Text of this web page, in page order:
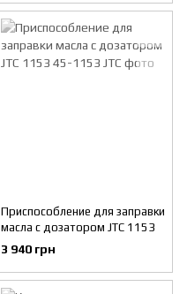
Приспособление для заправки
масла с дозатором JTC 1153
3 940 грн